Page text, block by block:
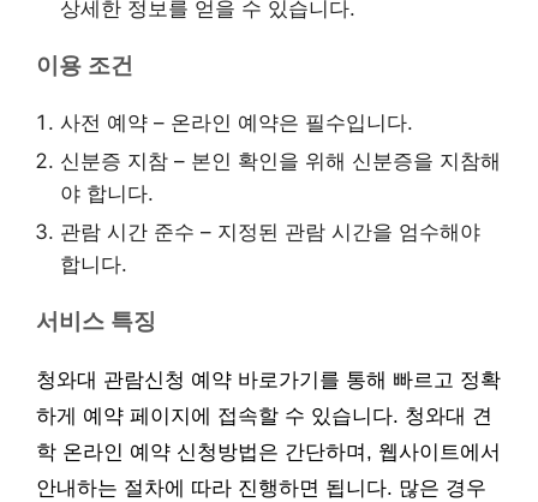
상세한 정보를 얻을 수 있습니다.
이용 조건
사전 예약 – 온라인 예약은 필수입니다.
신분증 지참 – 본인 확인을 위해 신분증을 지참해
야 합니다.
관람 시간 준수 – 지정된 관람 시간을 엄수해야
합니다.
서비스 특징
청와대 관람신청 예약 바로가기를 통해 빠르고 정확
하게 예약 페이지에 접속할 수 있습니다. 청와대 견
학 온라인 예약 신청방법은 간단하며, 웹사이트에서
안내하는 절차에 따라 진행하면 됩니다. 많은 경우